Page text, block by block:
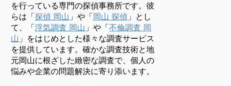
を行っている専門の探偵事務所です。彼
らは「探偵 岡山 」や「岡山 探偵 」とし
て、「浮気調査 岡山 」や「不倫調査 岡
山 」をはじめとした様々な調査サービス
を提供しています。確かな調査技術と地
元岡山に根ざした緻密な調査で、個人の
悩みや企業の問題解決に寄り添います。